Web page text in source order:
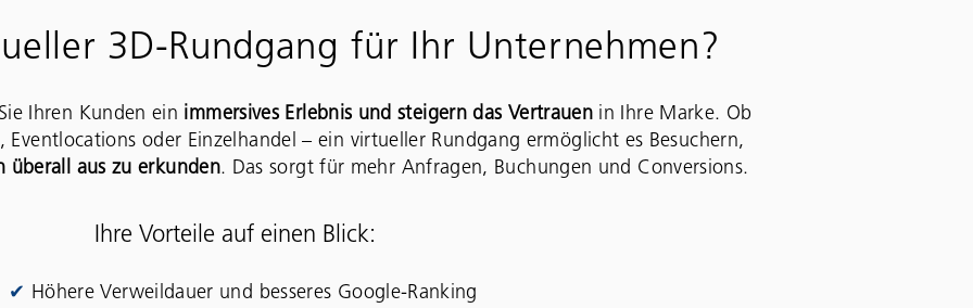
3D-Rundgang für Ihr Unternehmen?
Ihren Kunden ein immersives Erlebnis und steigern das Vertrauen in Ihre Marke. Ob
Eventlocations oder Einzelhandel – ein virtueller Rundgang ermöglicht es Besuchern,
überall aus zu erkunden. Das sorgt für mehr Anfragen, Buchungen und Conversions.
Ihre Vorteile auf einen Blick:
✔ Höhere Verweildauer und besseres Google-Ranking